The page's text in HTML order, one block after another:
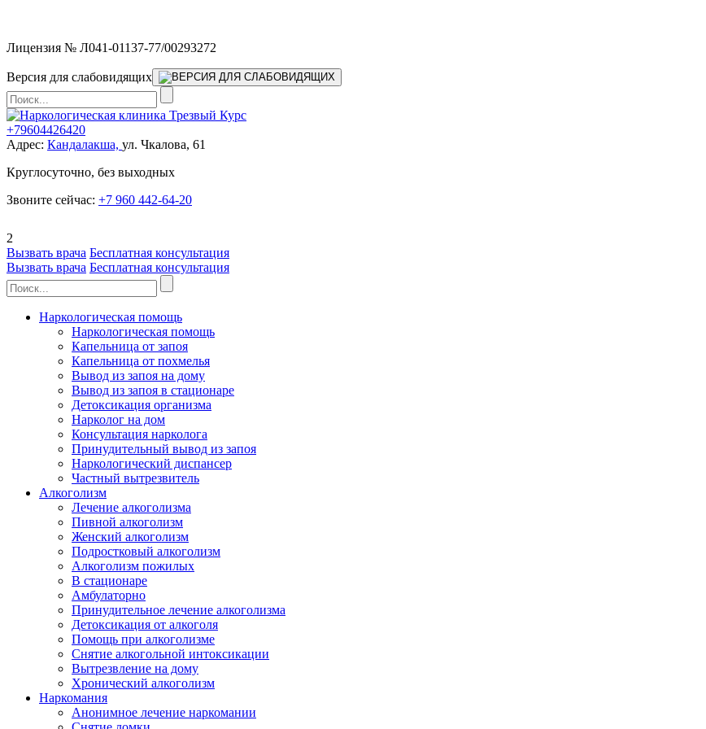
Лицензия № Л041-01137-77/00293272
Версия для слабовидящих
+79604426420
Адрес: Кандалакша, ул. Чкалова, 61
Круглосуточно, без выходных
Звоните сейчас: +7 960 442-64-20
2
Вызвать врача Бесплатная консультация
Вызвать врача Бесплатная консультация
Наркологическая помощь
Наркологическая помощь
Капельница от запоя
Капельница от похмелья
Вывод из запоя на дому
Вывод из запоя в стационаре
Детоксикация организма
Нарколог на дом
Консультация нарколога
Принудительный вывод из запоя
Наркологический диспансер
Частный вытрезвитель
Алкоголизм
Лечение алкоголизма
Пивной алкоголизм
Женский алкоголизм
Подростковый алкоголизм
Алкоголизм пожилых
В стационаре
Амбулаторно
Принудительное лечение алкоголизма
Детоксикация от алкоголя
Помощь при алкоголизме
Снятие алкогольной интоксикации
Вытрезвление на дому
Хронический алкоголизм
Наркомания
Анонимное лечение наркомании